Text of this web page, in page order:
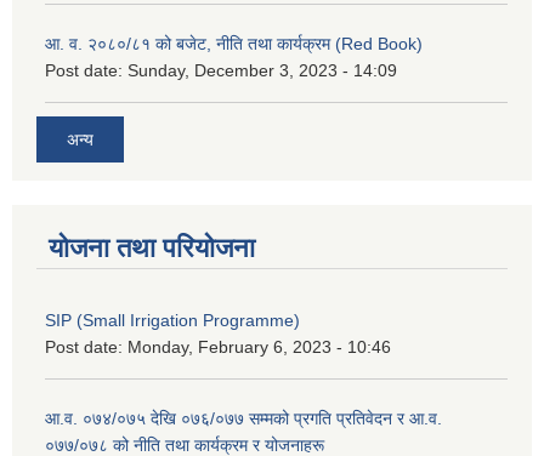
आ. व. २०८०/८१ को बजेट, नीति तथा कार्यक्रम (Red Book)
Post date: Sunday, December 3, 2023 - 14:09
अन्य
योजना तथा परियोजना
SIP (Small Irrigation Programme)
Post date: Monday, February 6, 2023 - 10:46
आ.व. ०७४/०७५ देखि ०७६/०७७ सम्मको प्रगति प्रतिवेदन र आ.व.
०७७/०७८ को नीति तथा कार्यक्रम र योजनाहरू